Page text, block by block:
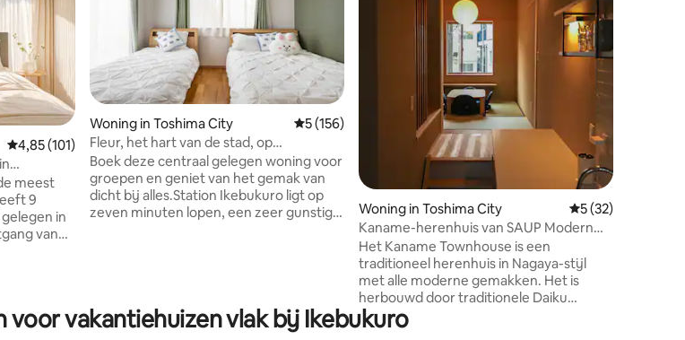
recensies
Gemiddelde beoordeling van 4,85 op 5, 101 recensies
4,85 (101)
9
in
van
station
Narita
Woning in Toshima City Gemiddelde beoordeling van 5 op 5, 156 recensies
5 (156)
Fleur, het hart van de stad, op
loopafstand van het winkelparadijs ·
Volledig uitgerust, check-in met je
bagage, zorgvuldig gemaakt om een
warm huis op reis te creëren
Boek deze centraal gelegen woning voor
groepen en geniet van het gemak van
dicht bij alles.Station Ikebukuro ligt op
zeven minuten lopen, een zeer gunstige
leven is vol comfort. Ik heb een hele fijne
vakantie in Tokio doorgebracht met
Woning in Toshima City Gemiddelde
5 (32)
Kaname-herenhuis van SAUP Modern
Japanese Machiya
Het Kaname Townhouse is een
traditioneel herenhuis in Nagaya-stijl
met alle moderne gemakken. Het is
herbouwd door traditionele Daiku
ambachtslieden en heeft alle moderne
gemakken verpakt in een authentiek
voor vakantiehuizen vlak bij Ikebukuro